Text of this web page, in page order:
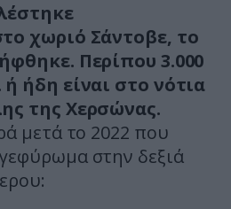
χωριό Σάντοβε, το
Περίπου 3.000
ήδη είναι στο νότια
της Χερσώνας.
μετά το 2022 που
στην δεξιά